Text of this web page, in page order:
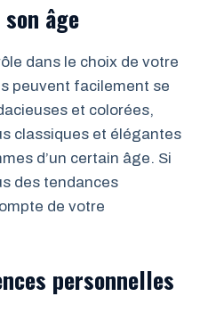
âge
dans le choix de votre
peuvent facilement se
et colorées,
classiques et élégantes
d’un certain âge. Si
des tendances
de votre
personnelles